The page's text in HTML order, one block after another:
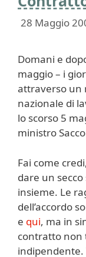
28 Maggio
Domani e
maggio – i
attraverso un
nazionale di
lo scorso 5
ministro
Fai come
dare un
insieme. Le
dell’accordo
e qui, ma in
contratto non